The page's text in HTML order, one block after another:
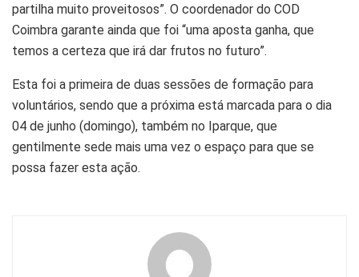
partilha muito proveitosos”. O coordenador do COD
Coimbra garante ainda que foi “uma aposta ganha, que
temos a certeza que irá dar frutos no futuro”.
Esta foi a primeira de duas sessões de formação para
voluntários, sendo que a próxima está marcada para o dia
04 de junho (domingo), também no Iparque, que
gentilmente sede mais uma vez o espaço para que se
possa fazer esta ação.